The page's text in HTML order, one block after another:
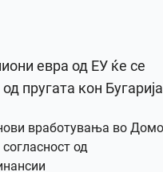
евра од ЕУ ќе се
пругата кон Бугарија